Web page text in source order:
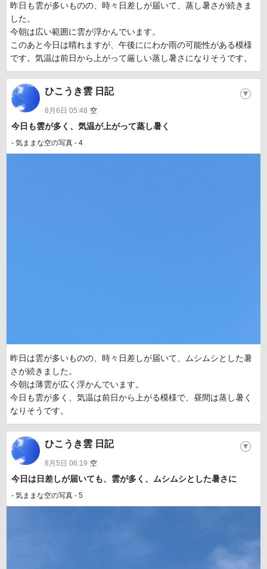
昨日も雲が多いものの、時々日差しが届いて、蒸し暑さが続きま
した。
今朝は広い範囲に雲が浮かんでいます。
このあと今日は晴れますが、午後ににわか雨の可能性がある模様
です。気温は前日から上がって厳しい蒸し暑さになりそうです。
ひこうき雲 日記
8月6日 05:48 空
▼
今日も雲が多く、気温が上がって蒸し暑く
- 気ままな空の写真 - 4
昨日は雲が多いものの、時々日差しが届いて、ムシムシとした暑
さが続きました。
今朝は薄雲が広く浮かんでいます。
今日も雲が多く、気温は前日から上がる模様で、昼間は蒸し暑く
なりそうです。
ひこうき雲 日記
8月5日 06:19 空
▼
今日は日差しが届いても、雲が多く、ムシムシとした暑さに
- 気ままな空の写真 - 5